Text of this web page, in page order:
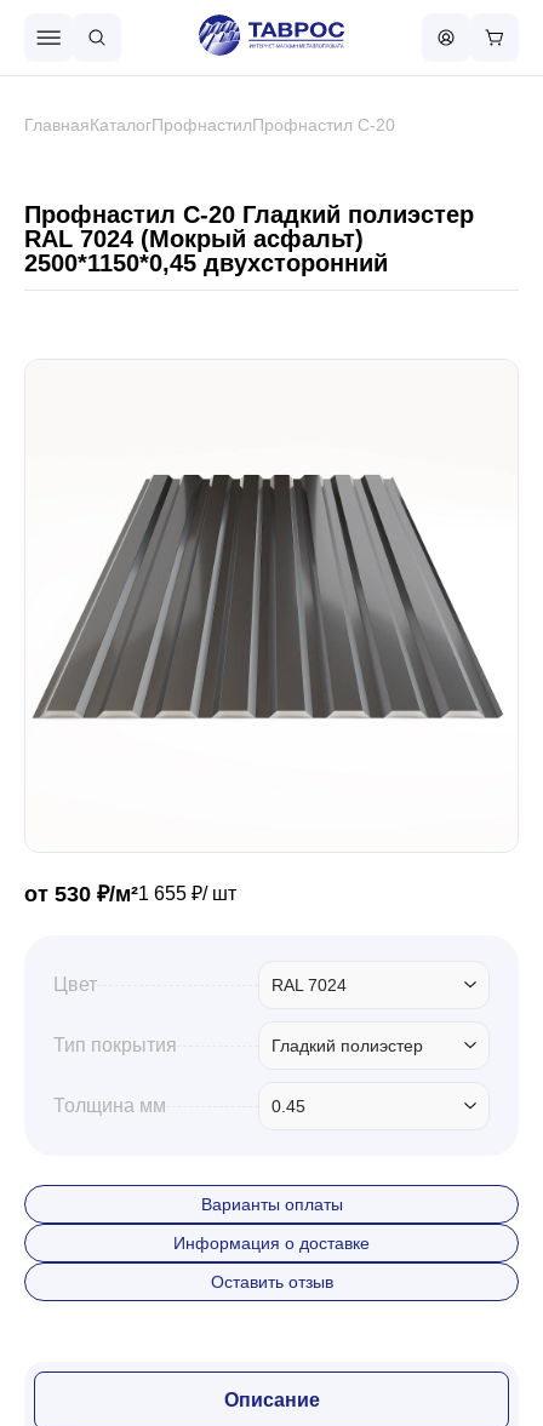
Металлочерепица
Сваи винтовые
Забор
Кровля
Профили для гипсокартона
ГлавнаяКаталогПрофнастилПрофнастил С-20
Профнастил С-20 Гладкий полиэстер
RAL 7024 (Мокрый асфальт)
2500*1150*0,45 двухсторонний
от 530 ₽/м²1 655 ₽/ шт
Цвет RAL 7024
Тип покрытия Гладкий полиэстер
Толщина мм 0.45
Варианты оплаты
Информация о доставке
Оставить отзыв
Описание